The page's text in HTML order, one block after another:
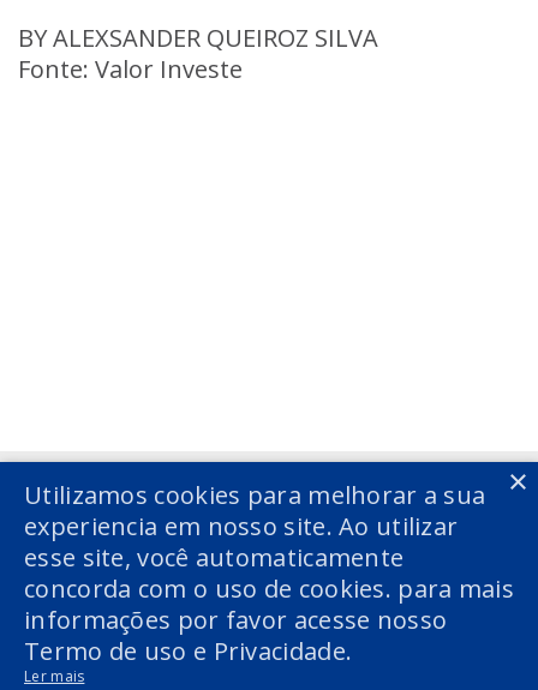
BY ALEXSANDER QUEIROZ SILVA
Fonte: Valor Investe
×
Utilizamos cookies para melhorar a sua
experiencia em nosso site. Ao utilizar
esse site, você automaticamente
concorda com o uso de cookies. para mais
informações por favor acesse nosso
Termo de uso e Privacidade.
Ler mais